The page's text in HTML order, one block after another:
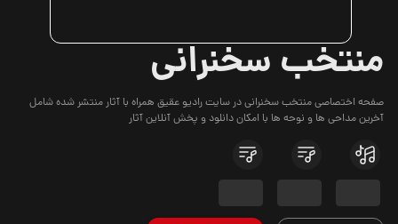
منتخب سخنرانی
صفحه اختصاصی منتخب سخنرانی در سایت رادیو عقیق همراه با آثار منتشر شده شامل
آخرین مداحی ها و نوحه ها با امکان دانلود و پخش آنلاین آثار